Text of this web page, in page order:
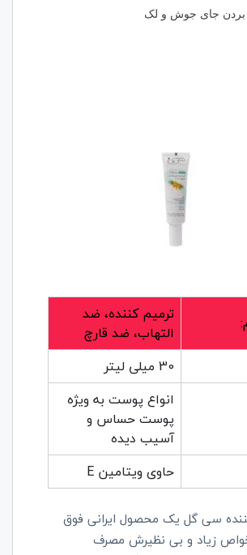
بردن جای جوش و لک
ترمیم کننده، ضد
التهاب، ضد قارچ
30 میلی لیتر
انواع پوست به ویژه
پوست حساس و
آسیب دیده
حاوی ویتامین E
سی گل یک محصول ایرانی فوق
خواص زیاد و بی نظیرش مصرف